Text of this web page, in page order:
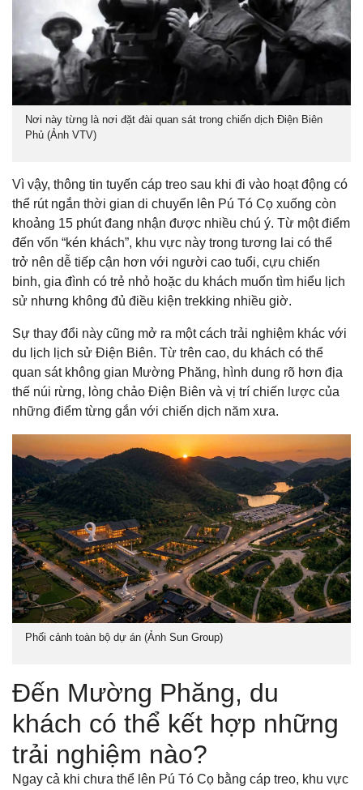
Nơi này từng là nơi đặt đài quan sát trong chiến dịch Điện Biên
Phủ (Ảnh VTV)
Vì vậy, thông tin tuyến cáp treo sau khi đi vào hoạt động có
thể rút ngắn thời gian di chuyển lên Pú Tó Cọ xuống còn
khoảng 15 phút đang nhận được nhiều chú ý. Từ một điểm
đến vốn “kén khách”, khu vực này trong tương lai có thể
trở nên dễ tiếp cận hơn với người cao tuổi, cựu chiến
binh, gia đình có trẻ nhỏ hoặc du khách muốn tìm hiểu lịch
sử nhưng không đủ điều kiện trekking nhiều giờ.
Sự thay đổi này cũng mở ra một cách trải nghiệm khác với
du lịch lịch sử Điện Biên. Từ trên cao, du khách có thể
quan sát không gian Mường Phăng, hình dung rõ hơn địa
thế núi rừng, lòng chảo Điện Biên và vị trí chiến lược của
những điểm từng gắn với chiến dịch năm xưa.
Phối cảnh toàn bộ dự án (Ảnh Sun Group)
Đến Mường Phăng, du
khách có thể kết hợp những
trải nghiệm nào?
Ngay cả khi chưa thể lên Pú Tó Cọ bằng cáp treo, khu vực